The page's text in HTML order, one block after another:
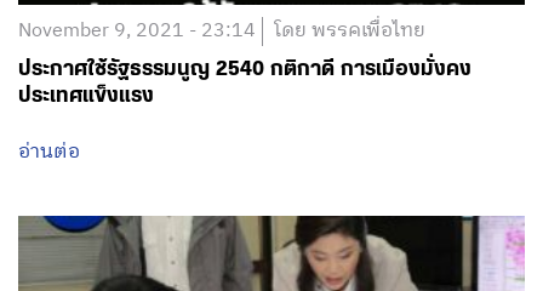
November 9, 2021 - 23:14 โดย พรรคเพื่อไทย
ประกาศใช้รัฐธรรมนูญ 2540 กติกาดี การเมืองมั่งคง
ประเทศแข็งแรง
อ่านต่อ